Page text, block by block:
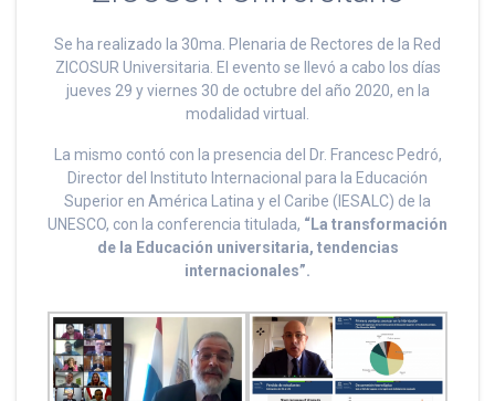
Se ha realizado la 30ma. Plenaria de Rectores de la Red
ZICOSUR Universitaria. El evento se llevó a cabo los días
jueves 29 y viernes 30 de octubre del año 2020, en la
modalidad virtual.
La mismo contó con la presencia del Dr. Francesc Pedró,
Director del Instituto Internacional para la Educación
Superior en América Latina y el Caribe (IESALC) de la
UNESCO, con la conferencia titulada, “La transformación
de la Educación universitaria, tendencias
internacionales”.